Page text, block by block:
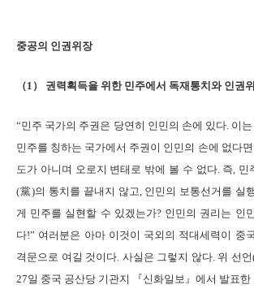
중공의 인권위장
（1） 권력획득을 위한 민주에서 독재통치와 인권
“민주 국가의 주권은 당연히 인민의 손에 있다. 이
민주를 칭하는 국가에서 주권이 인민의 손에 없다
도가 아니며 오로지 변태로 밖에 볼 수 없다. 즉,
(黨)의 통치를 끝내지 않고, 인민의 보통선거를 실
게 민주를 실현할 수 있겠는가? 인민의 권리는 인
다!” 여러분은 아마 이것이 국외의 적대세력이 중
격문으로 여길 것이다. 사실은 그렇지 않다. 위 선
27일 중국 공산당 기관지 『신화일보』에서 발표한